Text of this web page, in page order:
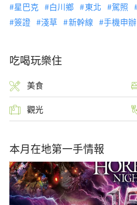
星巴克
白川鄉 東北 駕照
簽證
淺草 新幹線 手機申辦
吃喝玩樂住
美食
觀光
本月在地第一手情報